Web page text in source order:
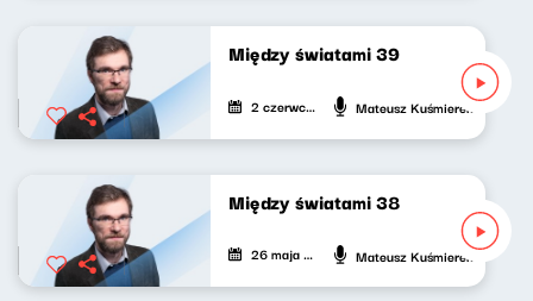
Między światami 39
2 czerwca 2026 Mateusz Kuśmierek
Między światami 38
26 maja 2026 Mateusz Kuśmierek